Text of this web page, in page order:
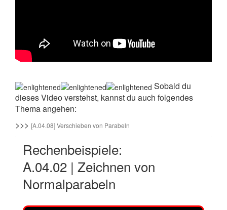
Sobald du
dieses Video verstehst, kannst du auch folgendes
Thema angehen:
>>> [A.04.08] Verschieben von Parabeln
Rechenbeispiele:
A.04.02 | Zeichnen von
Normalparabeln